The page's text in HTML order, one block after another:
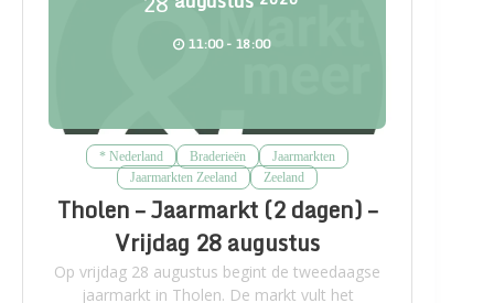
11:00 - 18:00
* Nederland Braderieën
Jaarmarkten
Jaarmarkten Zeeland
Zeeland
Tholen – Jaarmarkt (2 dagen) –
Vrijdag 28 augustus
Op vrijdag 28 augustus begint de tweedaagse
jaarmarkt in Tholen. De markt vult het